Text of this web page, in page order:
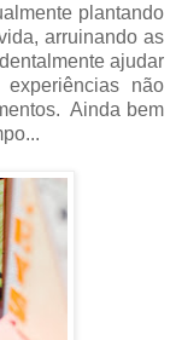
plantando
arruinando as
ajudar
não
Ainda bem